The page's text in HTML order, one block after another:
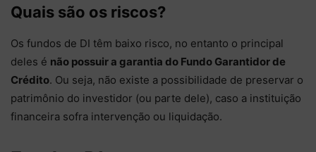
Quais são os riscos?
Os fundos de DI têm baixo risco, no entanto o principal
deles é não possuir a garantia do Fundo Garantidor de
Crédito. Ou seja, não existe a possibilidade de preservar o
patrimônio do investidor (ou parte dele), caso a instituição
financeira sofra intervenção ou liquidação.